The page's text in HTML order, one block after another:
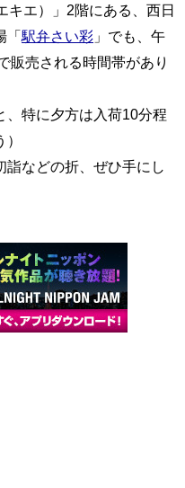
キエ）」2階にある、西日
「駅弁さい彩 」でも、午
販売される時間帯があり
、特に夕方は入荷10分程
などの折、ぜひ手にし